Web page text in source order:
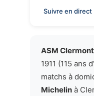
Suivre en
ASM
1911 (115 ans
matchs à
Michelinà